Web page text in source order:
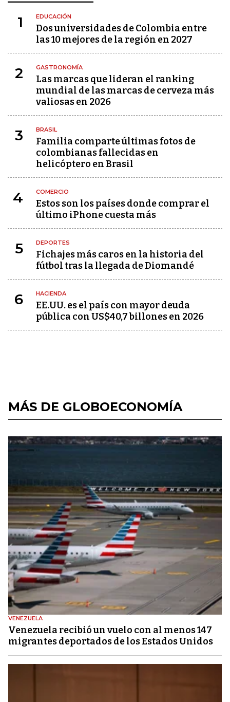
1 EDUCACIÓN
Dos universidades de Colombia entre
las 10 mejores de la región en 2027
2 GASTRONOMÍA
Las marcas que lideran el ranking
mundial de las marcas de cerveza más
valiosas en 2026
3 BRASIL
Familia comparte últimas fotos de
colombianas fallecidas en
helicóptero en Brasil
4 COMERCIO
Estos son los países donde comprar el
último iPhone cuesta más
5 DEPORTES
Fichajes más caros en la historia del
fútbol tras la llegada de Diomandé
6 HACIENDA
EE.UU. es el país con mayor deuda
pública con US$40,7 billones en 2026
MÁS DE GLOBOECONOMÍA
VENEZUELA
Venezuela recibió un vuelo con al menos 147
migrantes deportados de los Estados Unidos